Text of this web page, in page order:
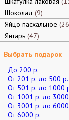
Шоколад 9
Яйцо пасхальное 26
Янтарь 47
Выбрать подарок
До 200 р.
От 201 р. до 500 р.
От 501 р. до 1000
От 1001 р. до
От 3001 р. до
От 6000 р.